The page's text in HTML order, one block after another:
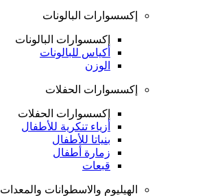
إكسسوارات البالونات
إكسسوارات البالونات
أكياس للبالونات
الوزن
إكسسوارات الحفلات
إكسسوارات الحفلات
أزياء تنكرية للأطفال
بنياتا للأطفال
زمارة أطفال
قبعات
الهيليوم والاسطوانات والمعدات